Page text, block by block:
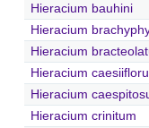
Hieracium bauhini
Hieracium
Hieracium
Hieracium
Hieracium
Hieracium crinitum